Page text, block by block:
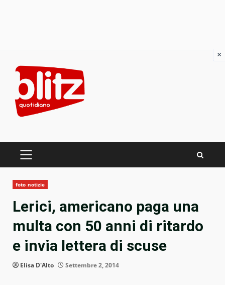
content
PRIMARY
foto notizie
Lerici, americano paga una
multa con 50 anni di ritardo
e invia lettera di scuse
Elisa D'Alto Settembre 2, 2014
×